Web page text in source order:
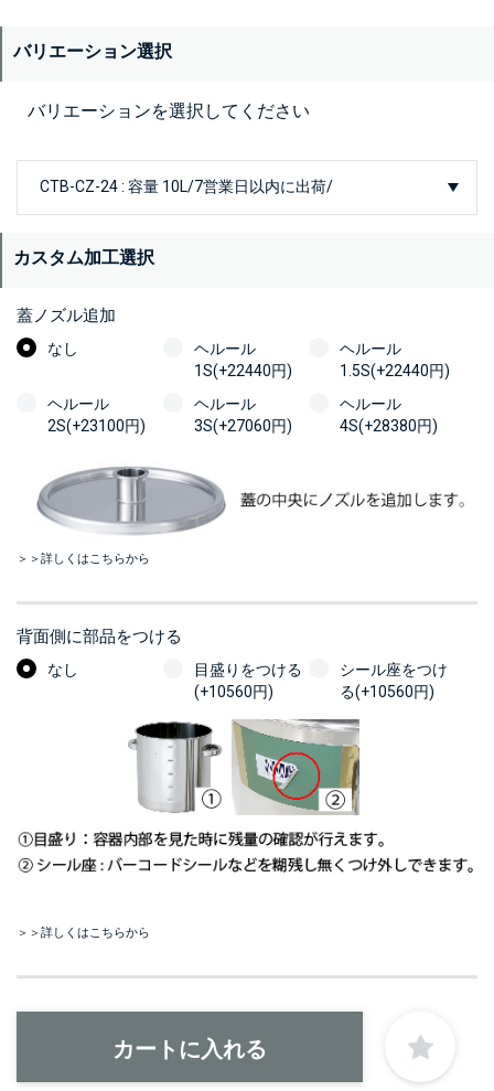
バリエーション選択
バリエーションを選択してください
カスタム加工選択
蓋ノズル追加
なし
ヘルール
1S(+22440円)
ヘルール
1.5S(+22440円)
ヘルール
2S(+23100円)
ヘルール
3S(+27060円)
ヘルール
4S(+28380円)
＞＞詳しくはこちらから
背面側に部品をつける
なし
目盛りをつける
(+10560円)
シール座をつけ
る(+10560円)
＞＞詳しくはこちらから